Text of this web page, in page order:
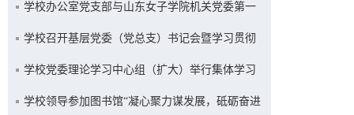
学校办公室党支部与山东女子学院机关党委第一
党支部联合开展主题党日活动
学校召开基层党委（党总支）书记会暨学习贯彻
习近平新时代中国特色社会主义思想主题教育推
进会
学校党委理论学习中心组（扩大）举行集体学习
学校领导参加图书馆“凝心聚力谋发展，砥砺奋进